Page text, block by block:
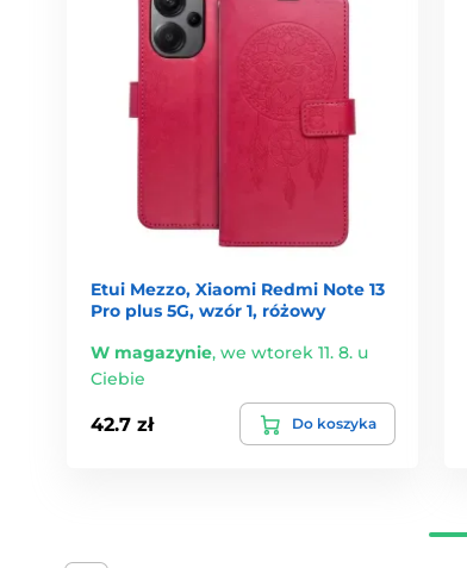
Etui Mezzo, Xiaomi Redmi Note 13
Pro plus 5G, wzór 1, różowy
W magazynie, we wtorek 11. 8. u
Ciebie
42.7 zł Do koszyka